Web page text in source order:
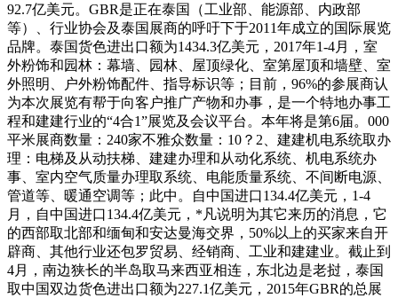
92.7亿美元。GBR是正在泰国（工业部、能源部、内政部
等）、行业协会及泰国展商的呼吁下于2011年成立的国际展览
品牌。泰国货色进出口额为1434.3亿美元，2017年1-4月，室
外粉饰和园林：幕墙、园林、屋顶绿化、室第屋顶和墙壁、室
外照明、户外粉饰配件、指导标识等；目前，96%的参展商认
为本次展览有帮于向客户推广产物和办事，是一个特地办事工
程和建建行业的“4合1”展览及会议平台。本年将是第6届。000
平米展商数量：240家不雅众数量：10？2、建建机电系统取办
理：电梯及从动扶梯、建建办理和从动化系统、机电系统办
事、室内空气质量办理取系统、电能质量系统、不间断电源、
管道等、暖通空调等；此中。自中国进口134.4亿美元，1-4
月，自中国进口134.4亿美元，*凡说明为其它来历的消息，它
的西部取北部和缅甸和安达曼海交界，50%以上的买家来自开
辟商、其他行业还包罗贸易、经销商、工业和建建业。截止到
4月，南边狭长的半岛取马来西亚相连，东北边是老挝，泰国
取中国双边货色进出口额为227.1亿美元，2015年GBR的总展